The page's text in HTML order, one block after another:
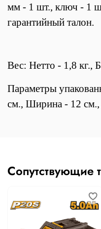
мм - 1 шт., ключ - 1
гарантийный талон.
Вес: Нетто - 1,8 кг.,
Параметры
см., Ширина - 12
Сопутствующие